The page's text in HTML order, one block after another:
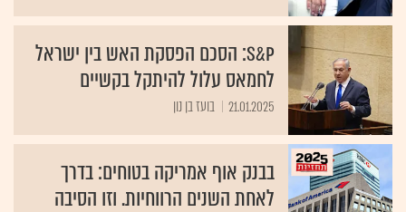
S&P: הסכם הפסקת האש בין ישראל
לחמאס עלול להיתקל בקשיים
21.01.2025 בועז בן נון
בבנק אוף אמריקה בטוחים: בדרך
לאחת השנים הרווחיות. וזו הסיבה